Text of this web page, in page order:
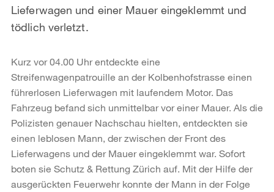
Lieferwagen und einer Mauer eingeklemmt und
tödlich verletzt.
Kurz vor 04.00 Uhr entdeckte eine
Streifenwagenpatrouille an der Kolbenhofstrasse einen
führerlosen Lieferwagen mit laufendem Motor. Das
Fahrzeug befand sich unmittelbar vor einer Mauer. Als die
Polizisten genauer Nachschau hielten, entdeckten sie
einen leblosen Mann, der zwischen der Front des
Lieferwagens und der Mauer eingeklemmt war. Sofort
boten sie Schutz & Rettung Zürich auf. Mit der Hilfe der
ausgerückten Feuerwehr konnte der Mann in der Folge